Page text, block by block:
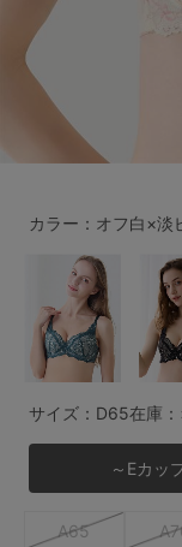
D65
H70
SS
L LL
価格帯から探す
～999円
2,000～2,999円
4,000円～
セールアイテムから
セールアイテム
カラー：オフ白×淡
サイズ：D65在庫
～Eカッ
A65